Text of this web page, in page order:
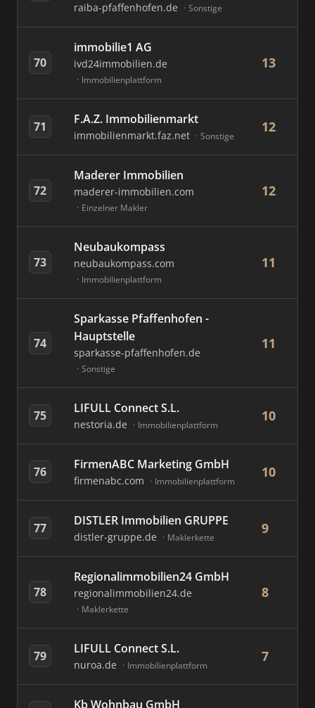
raiba-pfaffenhofen.de Sonstige
70
immobilie1 AG
ivd24immobilien.de
Immobilienplattform
13
71 F.A.Z. Immobilienmarkt
immobilienmarkt.faz.net Sonstige
12
72
Maderer Immobilien
maderer-immobilien.com
Einzelner Makler
12
73
Neubaukompass
neubaukompass.com
Immobilienplattform
11
74
Sparkasse Pfaffenhofen -
Hauptstelle
sparkasse-pfaffenhofen.de
Sonstige
11
75 LIFULL Connect S.L.
nestoria.de Immobilienplattform
10
76 FirmenABC Marketing GmbH
firmenabc.com Immobilienplattform
10
77 DISTLER Immobilien GRUPPE
distler-gruppe.de Maklerkette
9
78
Regionalimmobilien24 GmbH
regionalimmobilien24.de
Maklerkette
8
79 LIFULL Connect S.L.
nuroa.de Immobilienplattform
7
Kb Wohnbau GmbH